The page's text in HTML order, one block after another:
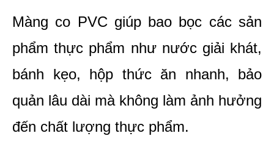
Màng co PVC giúp bao bọc các sản
phẩm thực phẩm như nước giải khát,
bánh kẹo, hộp thức ăn nhanh, bảo
quản lâu dài mà không làm ảnh hưởng
đến chất lượng thực phẩm.